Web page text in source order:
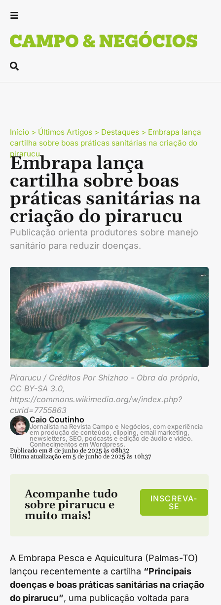
Início > Últimos Artigos > Destaques > Embrapa lança
cartilha sobre boas práticas sanitárias na criação do
pirarucu
Embrapa lança
cartilha sobre boas
práticas sanitárias na
criação do pirarucu
Publicação orienta produtores sobre manejo
sanitário para reduzir doenças.
Pirarucu / Créditos Por Shizhao - Obra do próprio,
CC BY-SA 3.0,
https://commons.wikimedia.org/w/index.php?
curid=7755863
Caio Coutinho
Jornalista na Revista Campo e Negócios, com experiência
em produção de conteúdo, clipping, email marketing,
newsletters, SEO, podcasts e edição de áudio e vídeo.
Conhecimentos em Wordpress.
Publicado em 8 de junho de 2025 às 08h32
Última atualização em 5 de junho de 2025 às 10h37
Acompanhe tudo
sobre pirarucu e
muito mais!
INSCREVA-
SE
A Embrapa Pesca e Aquicultura (Palmas-TO)
lançou recentemente a cartilha “Principais
doenças e boas práticas sanitárias na criação
do pirarucu”, uma publicação voltada para